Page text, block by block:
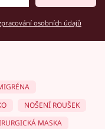
osobních údajů
NOŠENÍ ROUŠEK
MASKA